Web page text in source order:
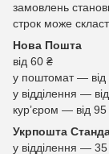
замовлень
строк може
Нова Пошта
від 60 ₴
у поштомат — від
у відділення —
курʼєром — від
Укрпошта
у відділення —